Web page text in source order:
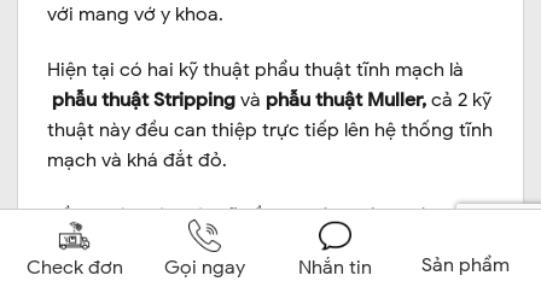
với mang vớ y khoa.
Hiện tại có hai kỹ thuật phẩu thuật tĩnh mạch là
phẫu thuật Stripping và phẫu thuật Muller, cả 2 kỹ
thuật này đều can thiệp trực tiếp lên hệ thống tĩnh
mạch và khá đắt đỏ.
Đồng thời, các bác sĩ đều khuyên không nên phẩu
thuật khi chưa có các triệu chứng như: giãn tĩnh
mạch nông chi dưới cấp độ nặng, có triệu chứng
Check đơn Gọi ngay Nhắn tin Sản phẩm